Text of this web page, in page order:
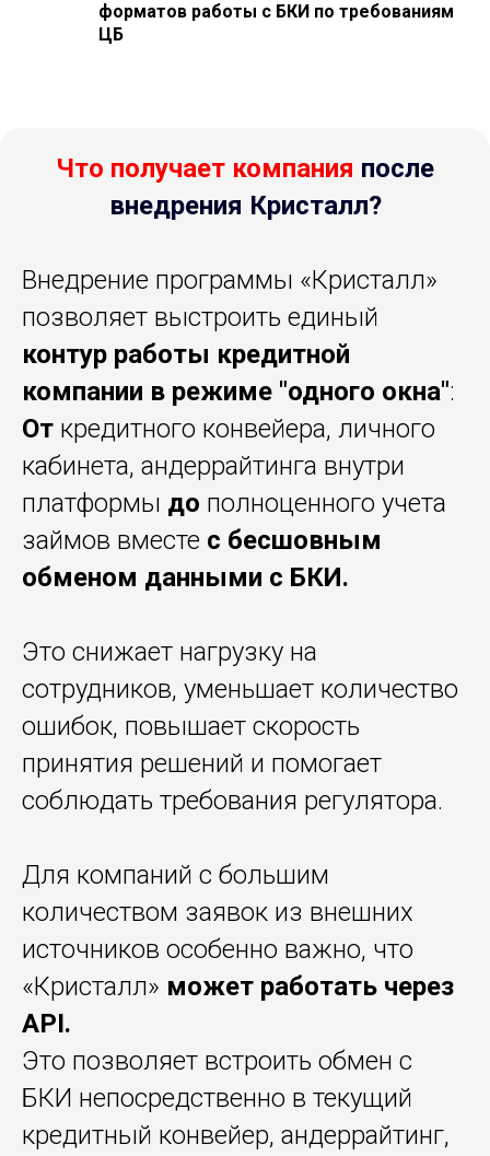
форматов работы с БКИ по требованиям
ЦБ
Что получает компания после
внедрения Кристалл?
Внедрение программы «Кристалл»
позволяет выстроить единый
контур работы кредитной
компании в режиме "одного окна":
От кредитного конвейера, личного
кабинета, андеррайтинга внутри
платформы до полноценного учета
займов вместе с бесшовным
обменом данными с БКИ.
Это снижает нагрузку на
сотрудников, уменьшает количество
ошибок, повышает скорость
принятия решений и помогает
соблюдать требования регулятора.
Для компаний с большим
количеством заявок из внешних
источников особенно важно, что
«Кристалл» может работать через
API.
Это позволяет встроить обмен с
БКИ непосредственно в текущий
кредитный конвейер, андеррайтинг,